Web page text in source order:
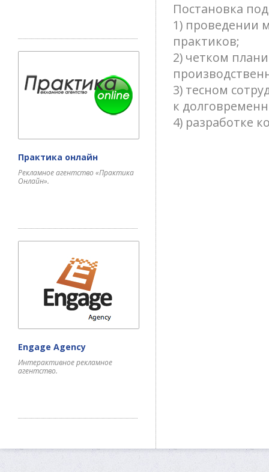
Практика онлайн
Рекламное агентство «Практика
Онлайн».
Engage Agency
Интерактивное рекламное
агентство.
Постановка
1) проведении
практиков;
2) четком
3) тесном
к
4) разработке